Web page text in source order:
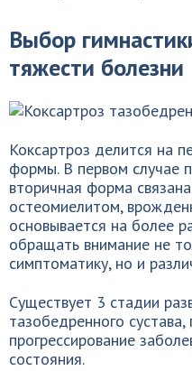
Выбор
тяжести болезни
Коксартроз делится на
формы. В первом случае
вторичная форма
остеомиелитом,
основывается на более
обращать внимание не
симптоматику, но и
Существует 3 стадии
тазобедренного
прогрессирование
состояния.